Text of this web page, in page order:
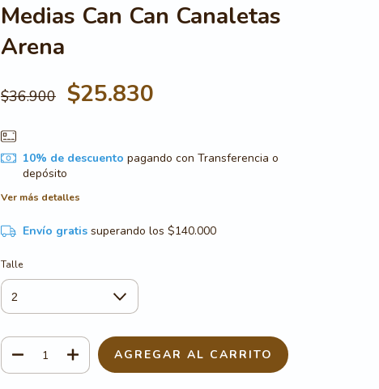
Medias Can Can Canaletas
Arena
$36.900 $25.830
10% de descuento pagando con Transferencia o
depósito
Ver más detalles
Envío gratis superando los $140.000
Talle